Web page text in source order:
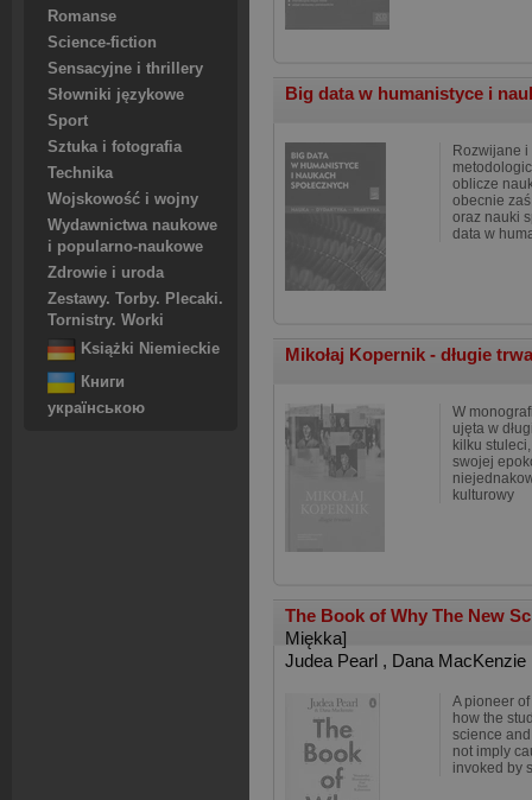
Romanse
Science-fiction
Sensacyjne i thrillery
Słowniki językowe
Sport
Sztuka i fotografia
Technika
Wojskowość i wojny
Wydawnictwa naukowe
i popularno-naukowe
Zdrowie i uroda
Zestawy. Torby. Plecaki.
Tornistry. Worki
Książki Niemieckie
Книги
українською
Big data w humanistyce i
Rozwijane
oblicze
obecnie
oraz nauki
data w
Mikołaj Kopernik - długie
W
ujęta w
kilku
swojej
kulturowy
The Book of Why The New
Miękka]
Judea Pearl , Dana MacKenzie
A pioneer
how the
science
not imply
invoked by